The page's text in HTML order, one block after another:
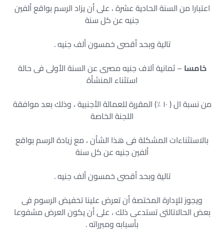
اعتبارا من السنة الحادية عشرة ، على أن يزاد الرسم بواقع ألفين
جنيه عن كل سنة
تالية وبحد أقصى خمسون ألف جنيه .
خامسا – ثمانية آلاف جنيه مصرى عن السنة الأولى فى حالة
استثناء المنشأة
من نسبة ال ( ١٠ ٪) المقررة للعمالة الأجنبية ، وذلك بعد موافقة
اللجنة الخاصة
بالاستثناءات المشكلة فى هذا الشأن ، مع زيادة الرسم بواقع
ألفين جنيه عن كل سنة
تالية وبحد أقصى خمسون ألف جنيه .
ويجوز للإدارة المختصة أن تعرض علينا تخفيض الرسوم فى
بعض الحالاتالتى تستدعى ذلك ، على أن يكون العرض مشفوعا
بأسبابه ومبرراته .